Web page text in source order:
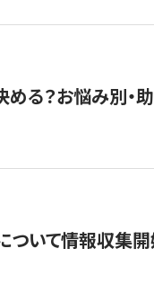
る？お悩み別・
ついて情報収集